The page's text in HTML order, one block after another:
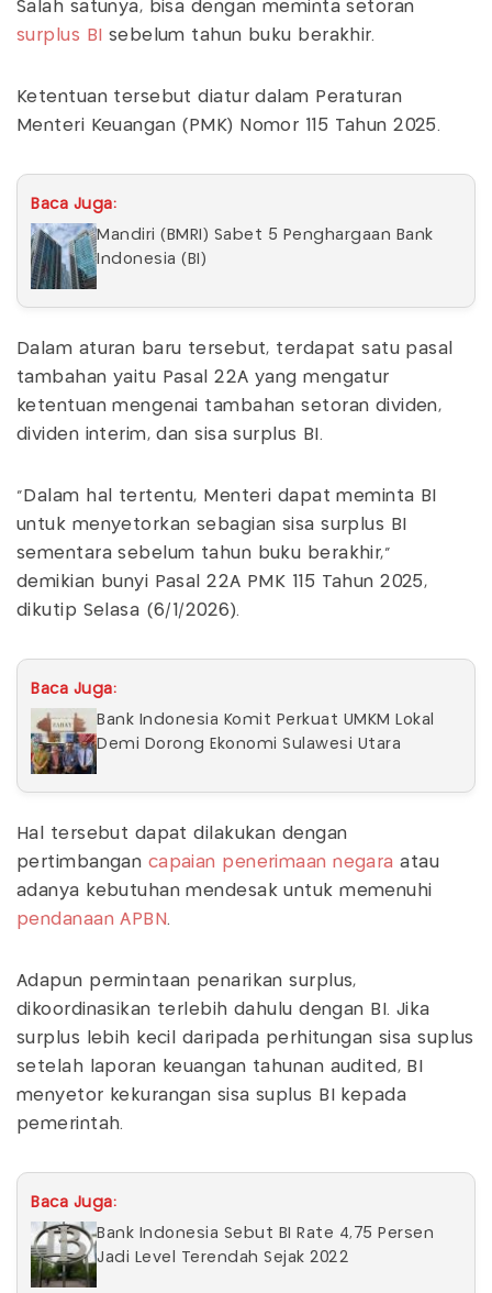
Salah satunya, bisa dengan meminta setoran
surplus BI
sebelum tahun buku berakhir.
Ketentuan tersebut diatur dalam Peraturan
Menteri Keuangan (PMK) Nomor 115 Tahun 2025.
Baca Juga:
Mandiri (BMRI) Sabet 5 Penghargaan Bank
Indonesia (BI)
Dalam aturan baru tersebut, terdapat satu pasal
tambahan yaitu Pasal 22A yang mengatur
ketentuan mengenai tambahan setoran dividen,
dividen interim, dan sisa surplus BI.
"Dalam hal tertentu, Menteri dapat meminta BI
untuk menyetorkan sebagian sisa surplus BI
sementara sebelum tahun buku berakhir,"
demikian bunyi Pasal 22A PMK 115 Tahun 2025,
dikutip Selasa (6/1/2026).
Baca Juga:
Bank Indonesia Komit Perkuat UMKM Lokal
Demi Dorong Ekonomi Sulawesi Utara
Hal tersebut dapat dilakukan dengan
pertimbangan capaian penerimaan negara atau
adanya kebutuhan mendesak untuk memenuhi
pendanaan APBN.
Adapun permintaan penarikan surplus,
dikoordinasikan terlebih dahulu dengan BI. Jika
surplus lebih kecil daripada perhitungan sisa suplus
setelah laporan keuangan tahunan audited, BI
menyetor kekurangan sisa suplus BI kepada
pemerintah.
Baca Juga:
Bank Indonesia Sebut BI Rate 4,75 Persen
Jadi Level Terendah Sejak 2022